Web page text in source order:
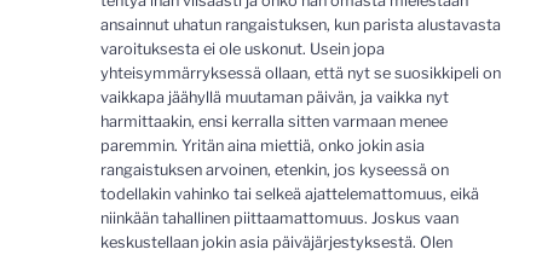
ansainnut uhatun rangaistuksen, kun parista alustavasta
varoituksesta ei ole uskonut. Usein jopa
yhteisymmärryksessä ollaan, että nyt se suosikkipeli on
vaikkapa jäähyllä muutaman päivän, ja vaikka nyt
harmittaakin, ensi kerralla sitten varmaan menee
paremmin. Yritän aina miettiä, onko jokin asia
rangaistuksen arvoinen, etenkin, jos kyseessä on
todellakin vahinko tai selkeä ajattelemattomuus, eikä
niinkään tahallinen piittaamattomuus. Joskus vaan
keskustellaan jokin asia päiväjärjestyksestä. Olen